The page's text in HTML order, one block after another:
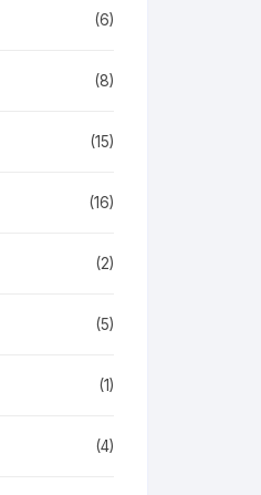
(6)
(8)
(15)
(16)
(2)
(5)
(1)
(4)